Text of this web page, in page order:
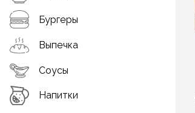
Бургеры
Выпечка
Соусы
Напитки